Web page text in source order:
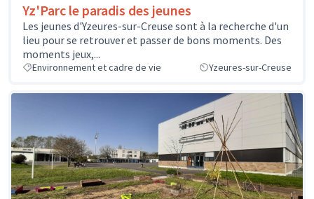
Yz'Parc le paradis des jeunes
Les jeunes d'Yzeures-sur-Creuse sont à la recherche d'un
lieu pour se retrouver et passer de bons moments. Des
moments jeux,...
Environnement et cadre de vie Yzeures-sur-Creuse